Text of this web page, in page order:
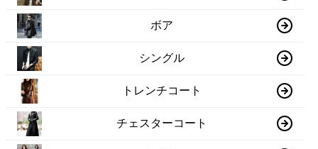
ボア
シングル
トレンチコート
チェスターコート